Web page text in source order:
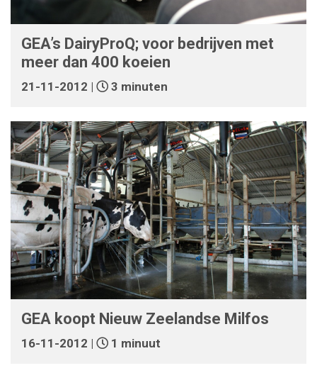
GEA’s DairyProQ; voor bedrijven met
meer dan 400 koeien
21-11-2012 | 3 minuten
GEA koopt Nieuw Zeelandse Milfos
16-11-2012 | 1 minuut